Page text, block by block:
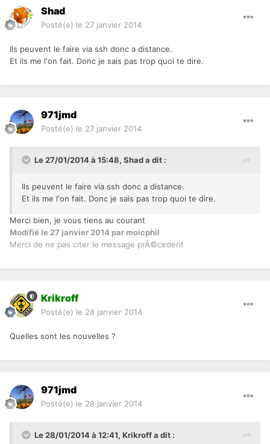
Shad
Posté(e) le 27 janvier 2014
Ils peuvent le faire via ssh donc a distance.
Et ils me l'on fait. Donc je sais pas trop quoi te dire.
971jmd
Posté(e) le 27 janvier 2014
Le 27/01/2014 à 15:48, Shad a dit :
Ils peuvent le faire via ssh donc a distance.
Et ils me l'on fait. Donc je sais pas trop quoi te dire.
Merci bien, je vous tiens au courant
Modifié le 27 janvier 2014 par moicphil
Merci de ne pas citer le message prÃ©cedent
Krikroff
Posté(e) le 28 janvier 2014
Quelles sont les nouvelles ?
971jmd
Posté(e) le 28 janvier 2014
Le 28/01/2014 à 12:41, Krikroff a dit :